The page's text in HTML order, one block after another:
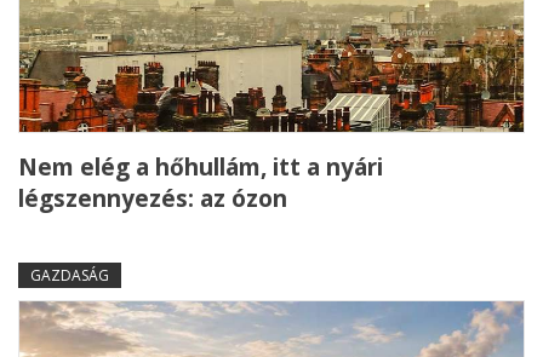
Nem elég a hőhullám, itt a nyári
légszennyezés: az ózon
GAZDASÁG